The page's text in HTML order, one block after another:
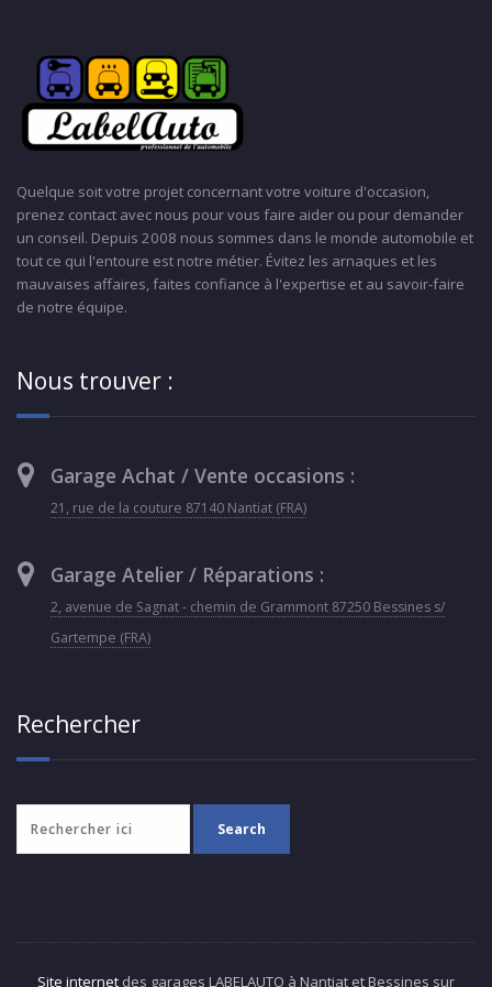
Quelque soit votre projet concernant votre voiture d'occasion,
prenez contact avec nous pour vous faire aider ou pour demander
un conseil. Depuis 2008 nous sommes dans le monde automobile et
tout ce qui l'entoure est notre métier. Évitez les arnaques et les
mauvaises affaires, faites confiance à l'expertise et au savoir-faire
de notre équipe.
Nous trouver :
Garage Achat / Vente occasions :
21, rue de la couture 87140 Nantiat (FRA)
Garage Atelier / Réparations :
2, avenue de Sagnat - chemin de Grammont 87250 Bessines s/
Gartempe (FRA)
Rechercher
Site internet des garages LABELAUTO à Nantiat et Bessines sur